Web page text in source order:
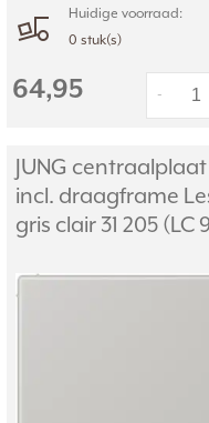
Huidige voorraad:
0 stuk(s)
64,95 -
JUNG
incl. draagframe
gris clair 31 205 (LC